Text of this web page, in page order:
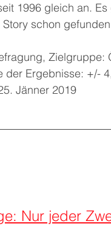
1996 gleich an.
schon
der Ergebnisse: +/-
Jänner 2019
Nur jeder